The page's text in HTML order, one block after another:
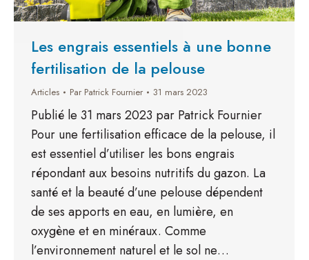
Les engrais essentiels à une bonne
fertilisation de la pelouse
Articles Par Patrick Fournier 31 mars 2023
Publié le 31 mars 2023 par Patrick Fournier
Pour une fertilisation efficace de la pelouse, il
est essentiel d’utiliser les bons engrais
répondant aux besoins nutritifs du gazon. La
santé et la beauté d’une pelouse dépendent
de ses apports en eau, en lumière, en
oxygène et en minéraux. Comme
l’environnement naturel et le sol ne…